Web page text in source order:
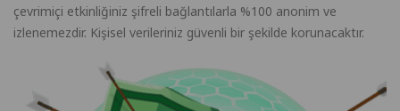
çevrimiçi etkinliğiniz şifreli bağlantılarla %100 anonim ve
izlenemezdir. Kişisel verileriniz güvenli bir şekilde korunacaktır.